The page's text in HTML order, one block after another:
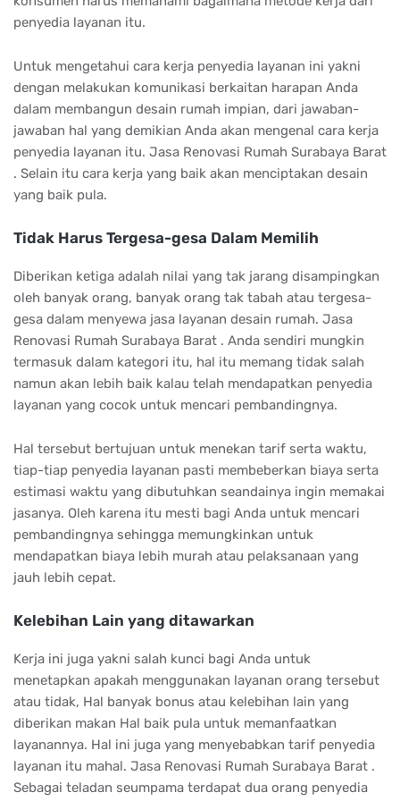
penyedia layanan itu.
Untuk mengetahui cara kerja penyedia layanan ini yakni
dengan melakukan komunikasi berkaitan harapan Anda
dalam membangun desain rumah impian, dari jawaban-
jawaban hal yang demikian Anda akan mengenal cara kerja
penyedia layanan itu. Jasa Renovasi Rumah Surabaya Barat
. Selain itu cara kerja yang baik akan menciptakan desain
yang baik pula.
Tidak Harus Tergesa-gesa Dalam Memilih
Diberikan ketiga adalah nilai yang tak jarang disampingkan
oleh banyak orang, banyak orang tak tabah atau tergesa-
gesa dalam menyewa jasa layanan desain rumah. Jasa
Renovasi Rumah Surabaya Barat . Anda sendiri mungkin
termasuk dalam kategori itu, hal itu memang tidak salah
namun akan lebih baik kalau telah mendapatkan penyedia
layanan yang cocok untuk mencari pembandingnya.
Hal tersebut bertujuan untuk menekan tarif serta waktu,
tiap-tiap penyedia layanan pasti membeberkan biaya serta
estimasi waktu yang dibutuhkan seandainya ingin memakai
jasanya. Oleh karena itu mesti bagi Anda untuk mencari
pembandingnya sehingga memungkinkan untuk
mendapatkan biaya lebih murah atau pelaksanaan yang
jauh lebih cepat.
Kelebihan Lain yang ditawarkan
Kerja ini juga yakni salah kunci bagi Anda untuk
menetapkan apakah menggunakan layanan orang tersebut
atau tidak, Hal banyak bonus atau kelebihan lain yang
diberikan makan Hal baik pula untuk memanfaatkan
layanannya. Hal ini juga yang menyebabkan tarif penyedia
layanan itu mahal. Jasa Renovasi Rumah Surabaya Barat .
Sebagai teladan seumpama terdapat dua orang penyedia